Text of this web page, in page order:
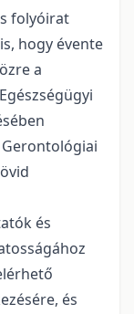
folyóirat
hogy évente
a
és
és